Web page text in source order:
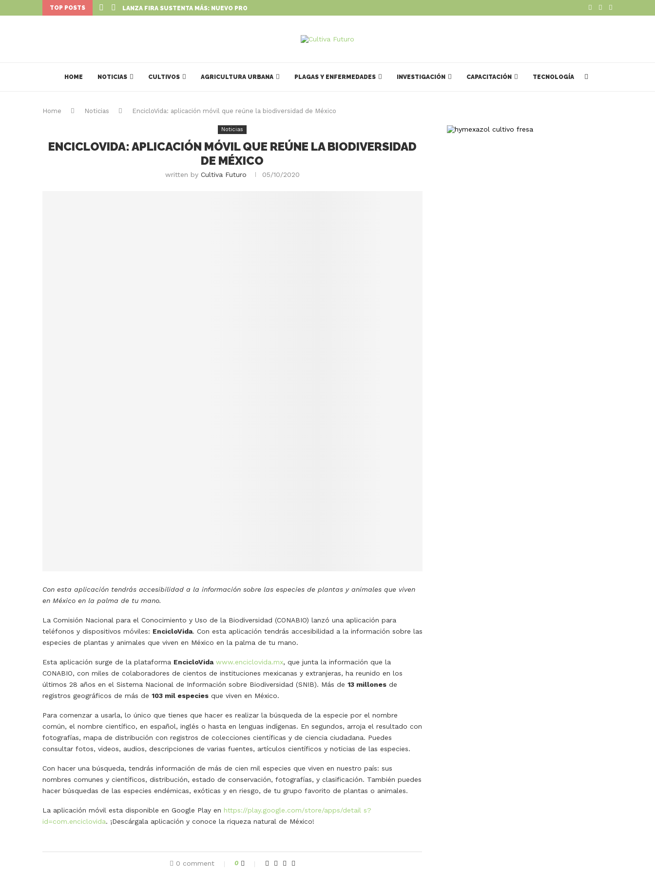
TOP POSTS LANZA FIRA SUSTENTA MÁS: NUEVO PROGRAMA PARA IMPULSAR...
HOME NOTICIAS CULTIVOS AGRICULTURA URBANA PLAGAS Y ENFERMEDADES INVESTIGACIÓN CAPACITACIÓN TECNOLOGÍA
Home Noticias EncicloVida: aplicación móvil que reúne la biodiversidad de México
Noticias
ENCICLOVIDA: APLICACIÓN MÓVIL QUE REÚNE LA BIODIVERSIDAD
DE MÉXICO
written by Cultiva Futuro 05/10/2020
Con esta aplicación tendrás accesibilidad a la información sobre las especies de plantas y animales que viven
en México en la palma de tu mano.
La Comisión Nacional para el Conocimiento y Uso de la Biodiversidad (CONABIO) lanzó una aplicación para
teléfonos y dispositivos móviles: EncicloVida. Con esta aplicación tendrás accesibilidad a la información sobre las
especies de plantas y animales que viven en México en la palma de tu mano.
Esta aplicación surge de la plataforma EncicloVida www.enciclovida.mx, que junta la información que la
CONABIO, con miles de colaboradores de cientos de instituciones mexicanas y extranjeras, ha reunido en los
últimos 28 años en el Sistema Nacional de Información sobre Biodiversidad (SNIB). Más de 13 millones de
registros geográficos de más de 103 mil especies que viven en México.
Para comenzar a usarla, lo único que tienes que hacer es realizar la búsqueda de la especie por el nombre
común, el nombre científico, en español, inglés o hasta en lenguas indígenas. En segundos, arroja el resultado con
fotografías, mapa de distribución con registros de colecciones científicas y de ciencia ciudadana. Puedes
consultar fotos, videos, audios, descripciones de varias fuentes, artículos científicos y noticias de las especies.
Con hacer una búsqueda, tendrás información de más de cien mil especies que viven en nuestro país: sus
nombres comunes y científicos, distribución, estado de conservación, fotografías, y clasificación. También puedes
hacer búsquedas de las especies endémicas, exóticas y en riesgo, de tu grupo favorito de plantas o animales.
La aplicación móvil esta disponible en Google Play en https://play.google.com/store/apps/detail s?
id=com.enciclovida. ¡Descárgala aplicación y conoce la riqueza natural de México!
0 comment 0